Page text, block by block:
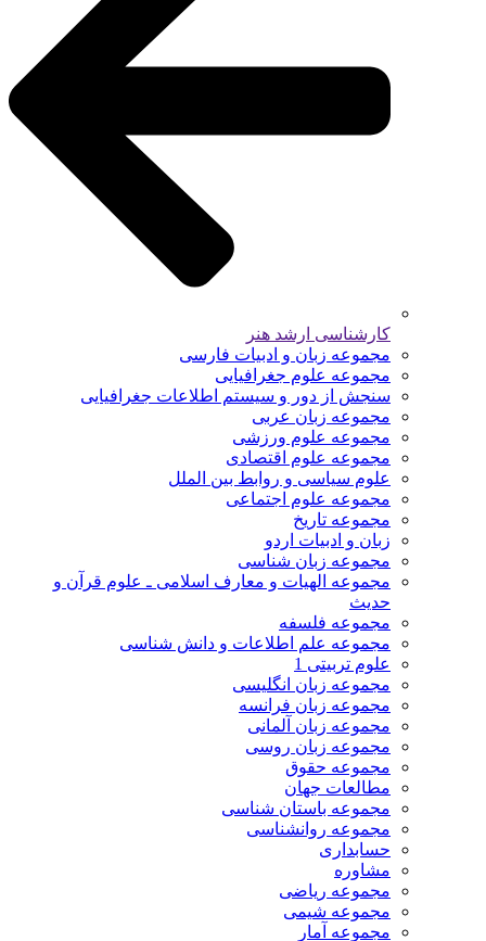
کارشناسی ارشد هنر
مجموعه زبان و ادبیات فارسی
مجموعه علوم جغرافیایی
سنجش از دور و سیستم اطلاعات جغرافیایی
مجموعه زبان عربی
مجموعه علوم ورزشی
مجموعه علوم اقتصادی
علوم سیاسی و روابط بین الملل
مجموعه علوم اجتماعی
مجموعه تاریخ
زبان و ادبیات اردو
مجموعه زبان شناسی
مجموعه الهیات و معارف اسلامی ـ علوم قرآن و
حدیث
مجموعه فلسفه
مجموعه علم اطلاعات و دانش شناسی
علوم تربیتی 1
مجموعه زبان انگلیسی
مجموعه زبان فرانسه
مجموعه زبان آلمانی
مجموعه زبان روسی
مجموعه حقوق
مطالعات جهان
مجموعه باستان شناسی
مجموعه روانشناسی
حسابداری
مشاوره
مجموعه ریاضی
مجموعه شیمی
مجموعه آمار